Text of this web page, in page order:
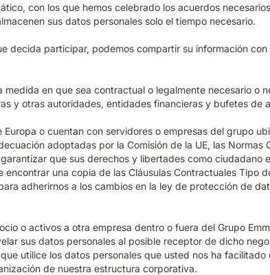
con los que hemos celebrado los acuerdos
sus datos personales solo el tiempo necesario.
decida participar, podemos compartir su información
en que sea contractual o legalmente necesario o
y otras autoridades, entidades financieras y bufetes de
o cuentan con servidores o empresas del grupo
adoptadas por la Comisión de la UE, las
que sus derechos y libertades como
una copia de las Cláusulas Contractuales Tipo
adherirnos a los cambios en la ley de protección de
o activos a otra empresa dentro o fuera del Grupo
sus datos personales al posible receptor de dicho
utilice los datos personales que usted nos ha
de nuestra estructura corporativa.